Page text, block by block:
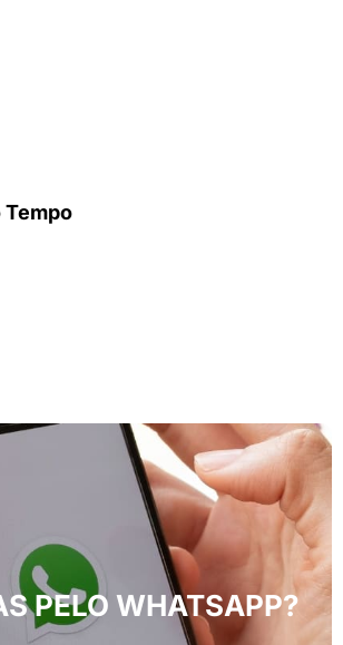
Tempo
PELO WHATSAPP?